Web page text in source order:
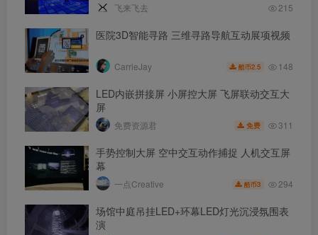
飞来飞去 215
医院3D智能寻路 三维寻路导航互动展项视频
CarrieJay 酷币2.5 148
LED内嵌拼接屏 小屏控大屏 飞屏联动交互大
屏
免费资源君 免费 311
手势控制大屏 空中交互动作捕捉 人机交互屏
幕
一点Creative 酷币3 294
场馆中庭吊挂LED+环幕LED灯光沉浸氛围表
演